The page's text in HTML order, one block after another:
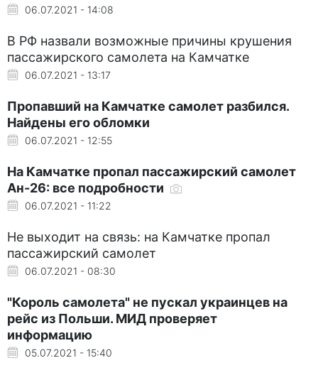
06.07.2021 - 14:08
В РФ назвали возможные причины крушения
пассажирского самолета на Камчатке
06.07.2021 - 13:17
Пропавший на Камчатке самолет разбился.
Найдены его обломки
06.07.2021 - 12:55
На Камчатке пропал пассажирский самолет
Ан-26: все подробности
06.07.2021 - 11:22
Не выходит на связь: на Камчатке пропал
пассажирский самолет
06.07.2021 - 08:30
"Король самолета" не пускал украинцев на
рейс из Польши. МИД проверяет
информацию
05.07.2021 - 15:40